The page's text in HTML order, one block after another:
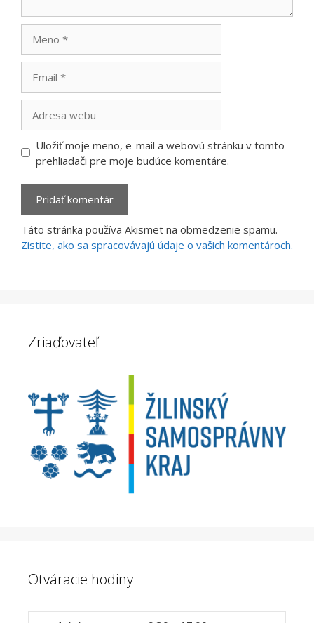
webu
Uložiť moje meno, e-mail a webovú stránku v tomto
prehliadači pre moje budúce komentáre.
Táto stránka používa Akismet na obmedzenie spamu.
Zistite, ako sa spracovávajú údaje o vašich komentároch.
Zriaďovateľ
Otváracie hodiny